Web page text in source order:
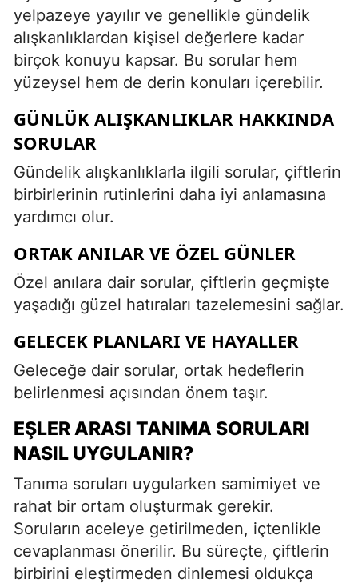
yelpazeye yayılır ve genellikle gündelik
alışkanlıklardan kişisel değerlere kadar
birçok konuyu kapsar. Bu sorular hem
yüzeysel hem de derin konuları içerebilir.
GÜNLÜK ALIŞKANLIKLAR HAKKINDA
SORULAR
Gündelik alışkanlıklarla ilgili sorular, çiftlerin
birbirlerinin rutinlerini daha iyi anlamasına
yardımcı olur.
ORTAK ANILAR VE ÖZEL GÜNLER
Özel anılara dair sorular, çiftlerin geçmişte
yaşadığı güzel hatıraları tazelemesini sağlar.
GELECEK PLANLARI VE HAYALLER
Geleceğe dair sorular, ortak hedeflerin
belirlenmesi açısından önem taşır.
EŞLER ARASI TANIMA SORULARI
NASIL UYGULANIR?
Tanıma soruları uygularken samimiyet ve
rahat bir ortam oluşturmak gerekir.
Soruların aceleye getirilmeden, içtenlikle
cevaplanması önerilir. Bu süreçte, çiftlerin
birbirini eleştirmeden dinlemesi oldukça